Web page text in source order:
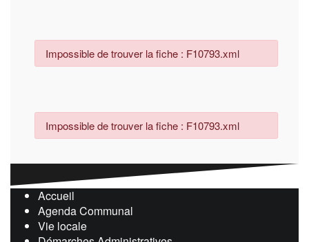
Impossible de trouver la fiche : F10793.xml
Impossible de trouver la fiche : F10793.xml
Accueil
Agenda Communal
Vie locale